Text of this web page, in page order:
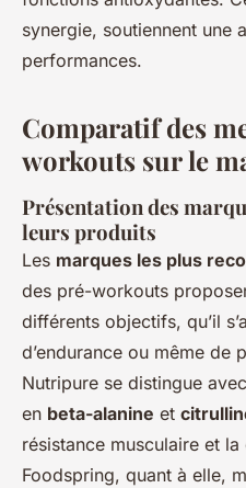
synergie, soutiennent une
performances.
Comparatif des
workouts sur le
Présentation des
leurs produits
Les marques les plus
des pré-workouts
différents objectifs, qu’il
d’endurance ou même de
Nutripure se distingue
en beta-alanine et
résistance musculaire et
Foodspring, quant à elle,